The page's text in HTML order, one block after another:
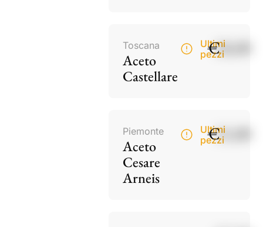
Toscana
Aceto
Castellare
Ultimi
pezzi
€18,00
Piemonte
Aceto
Cesare
Arneis
Ultimi
pezzi
€15,00